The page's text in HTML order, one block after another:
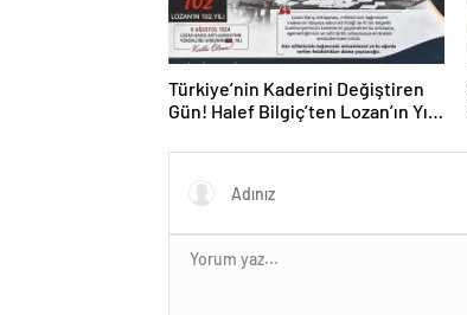
Türkiye’nin Kaderini Değiştiren
Gün! Halef Bilgiç’ten Lozan’ın Yıl